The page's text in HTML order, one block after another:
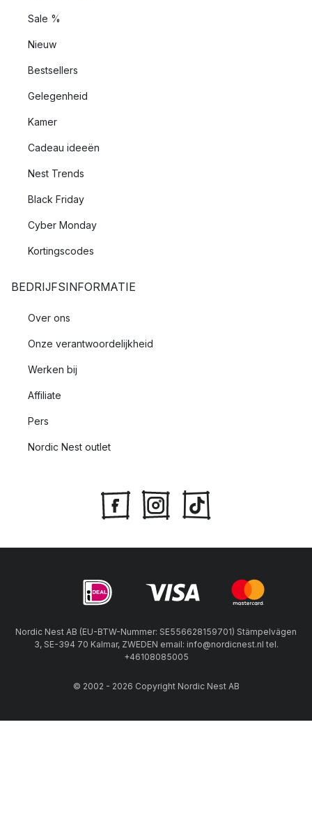
Sale %
Nieuw
Bestsellers
Gelegenheid
Kamer
Cadeau ideeën
Nest Trends
Black Friday
Cyber Monday
Kortingscodes
BEDRIJFSINFORMATIE
Over ons
Onze verantwoordelijkheid
Werken bij
Affiliate
Pers
Nordic Nest outlet
Nordic Nest AB (EU-BTW-Nummer: SE556628159701) Stämpelvägen
3, SE-394 70 Kalmar, ZWEDEN email: info@nordicnest.nl tel.
+46108085005
© 2002 - 2026 Copyright Nordic Nest AB